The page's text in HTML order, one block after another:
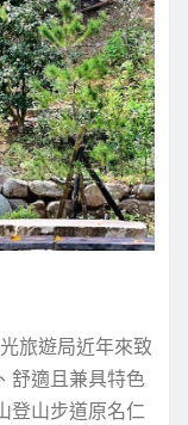
旅遊局近年來致
舒適且兼具特色
登山步道原名仁